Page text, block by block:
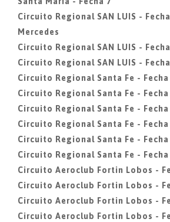
Circuito Regional SAN LUIS -
Mercedes
Circuito Regional SAN LUIS -
Circuito Regional SAN LUIS -
Circuito Regional Santa Fe - Fecha
Circuito Regional Santa Fe - Fecha
Circuito Regional Santa Fe - Fecha
Circuito Regional Santa Fe - Fecha
Circuito Regional Santa Fe - Fecha
Circuito Regional Santa Fe - Fecha
Circuito Aeroclub Fortin Lobos -
Circuito Aeroclub Fortin Lobos -
Circuito Aeroclub Fortin Lobos -
Circuito Aeroclub Fortin Lobos -